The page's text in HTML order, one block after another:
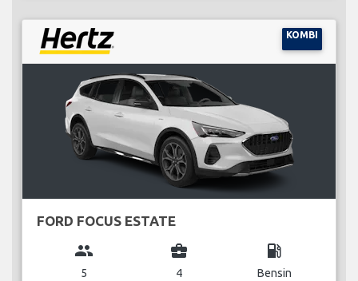
KOMBI
FORD FOCUS ESTATE
group
5
business_center
4
local_gas_station
Bensin